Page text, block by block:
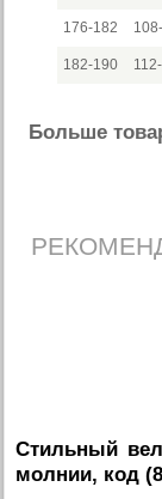
176-182
182-190
Больше
Стильный
молнии, код